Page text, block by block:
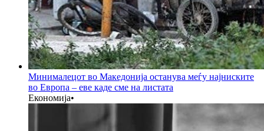
Минималецот во Македонија останува меѓу најниските
во Европа – еве каде сме на листата
Економија•